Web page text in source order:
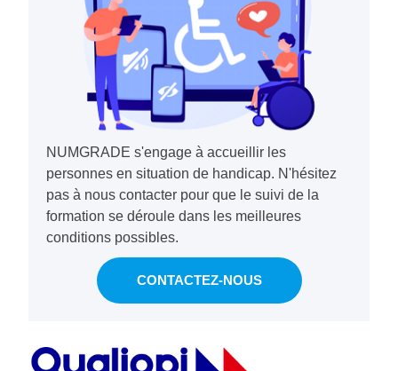
NUMGRADE s'engage à accueillir les
personnes en situation de handicap. N'hésitez
pas à nous contacter pour que le suivi de la
formation se déroule dans les meilleures
conditions possibles.
CONTACTEZ-NOUS